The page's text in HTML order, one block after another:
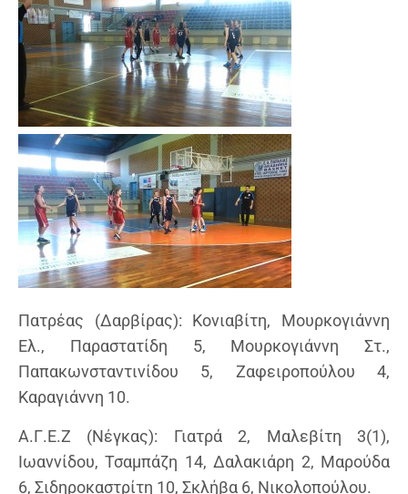
Πατρέας (Δαρβίρας): Κονιαβίτη, Μουρκογιάννη
Ελ., Παραστατίδη 5, Μουρκογιάννη Στ.,
Παπακωνσταντινίδου 5, Ζαφειροπούλου 4,
Καραγιάννη 10.
Α.Γ.Ε.Ζ (Νέγκας): Γιατρά 2, Μαλεβίτη 3(1),
Ιωαννίδου, Τσαμπάζη 14, Δαλακιάρη 2, Μαρούδα
6, Σιδηροκαστρίτη 10, Σκλήβα 6, Νικολοπούλου.